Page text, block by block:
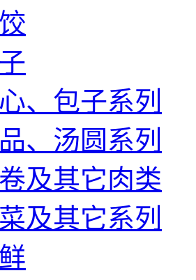
、包子系列
、汤圆系列
及其它肉类
及其它系列